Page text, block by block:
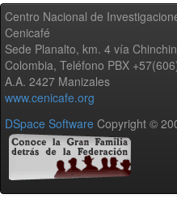
Centro Nacional de
Cenicafé
Sede Planalto, km. 4 vía
Colombia, Teléfono PBX
A.A. 2427 Manizales
www.cenicafe.org
DSpace Software Copyright ©